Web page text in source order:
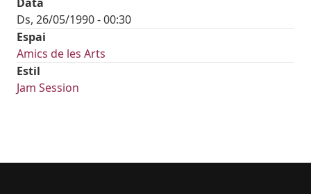
Ds, 26/05/1990 - 00:30
Espai
Amics de les Arts
Estil
Jam Session